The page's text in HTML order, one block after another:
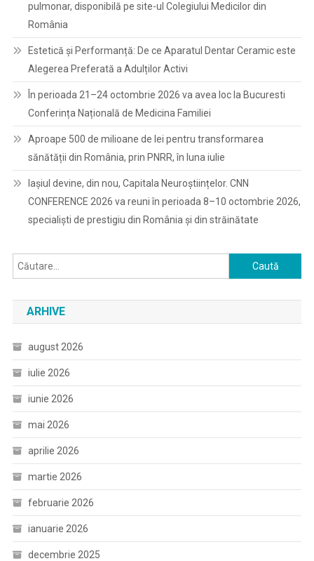
pulmonar, disponibilă pe site-ul Colegiului Medicilor din
România
Estetică și Performanță: De ce Aparatul Dentar Ceramic este
Alegerea Preferată a Adulților Activi
În perioada 21–24 octombrie 2026 va avea loc la Bucuresti
Conferința Națională de Medicina Familiei
Aproape 500 de milioane de lei pentru transformarea
sănătății din România, prin PNRR, în luna iulie
Iașiul devine, din nou, Capitala Neuroștiințelor. CNN
CONFERENCE 2026 va reuni în perioada 8–10 octombrie 2026,
specialiști de prestigiu din România și din străinătate
Caută
după:
ARHIVE
august 2026
iulie 2026
iunie 2026
mai 2026
aprilie 2026
martie 2026
februarie 2026
ianuarie 2026
decembrie 2025